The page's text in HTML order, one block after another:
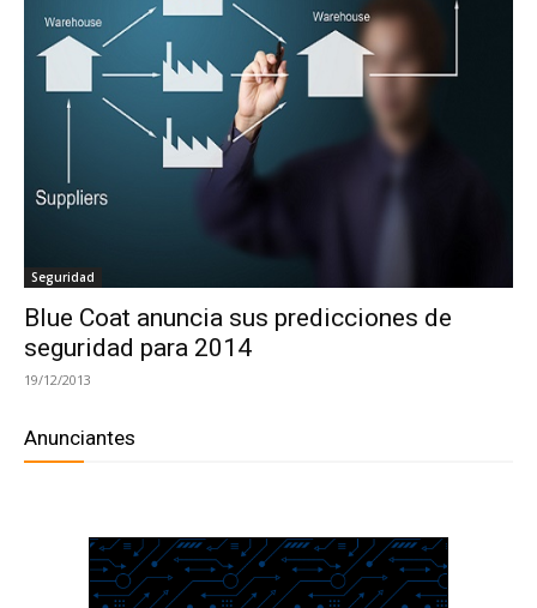
Seguridad
Blue Coat anuncia sus predicciones de
seguridad para 2014
19/12/2013
Anunciantes